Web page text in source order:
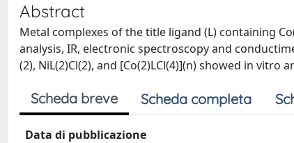
Abstract
Metal complexes of the title ligand (L) containing
analysis, IR, electronic spectroscopy and
(2), NiL(2)Cl(2), and [Co(2)LCl(4)](n) showed in
Scheda breve Scheda completa
Data di pubblicazione